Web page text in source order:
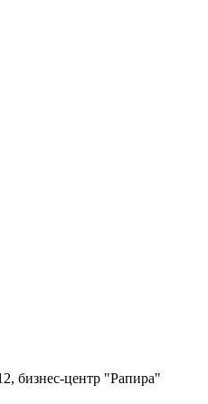
бизнес-центр "Рапира"